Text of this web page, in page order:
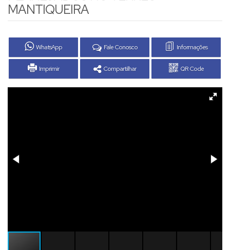
MANTIQUEIRA
WhatsApp Fale Conosco Informações
Imprimir Compartilhar QR Code